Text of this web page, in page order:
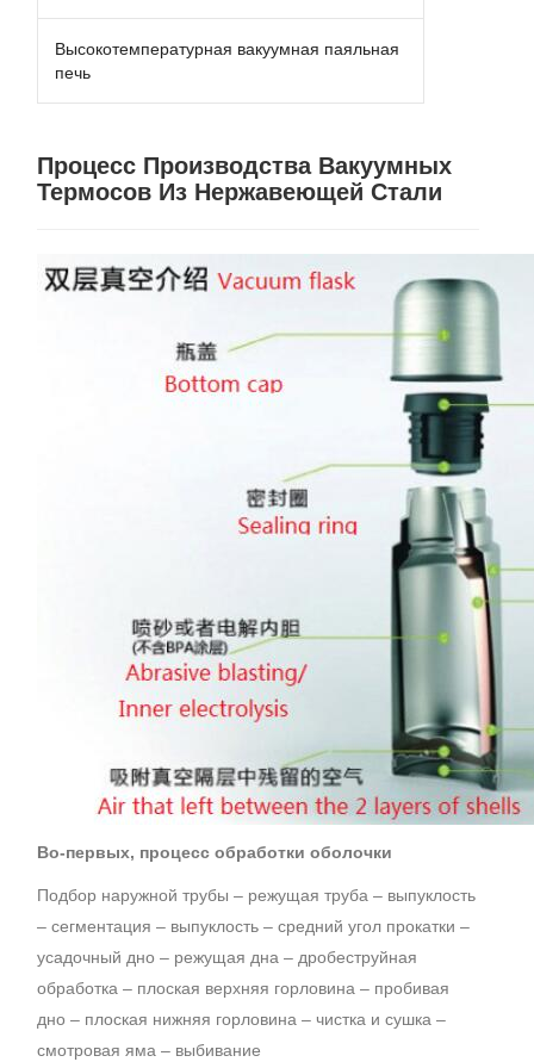
Высокотемпературная вакуумная паяльная
печь
Процесс Производства Вакуумных
Термосов Из Нержавеющей Стали
Во-первых, процесс обработки оболочки
Подбор наружной трубы – режущая труба – выпуклость
– сегментация – выпуклость – средний угол прокатки –
усадочный дно – режущая дна – дробеструйная
обработка – плоская верхняя горловина – пробивая
дно – плоская нижняя горловина – чистка и сушка –
смотровая яма – выбивание